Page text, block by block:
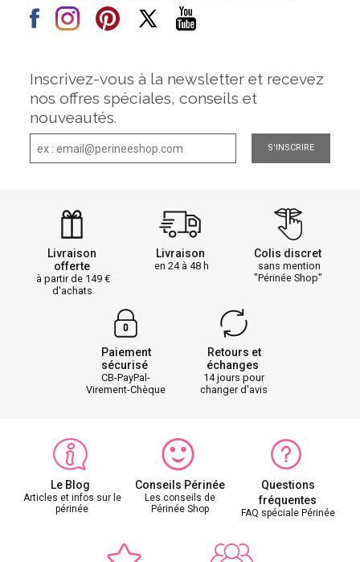
Inscrivez-vous à la newsletter et recevez
nos offres spéciales, conseils et
nouveautés.
S'INSCRIRE
Livraison
offerte
à partir de 149
d'achats
Livraison
en 24 à 48 h
Colis discret
sans mention
"Périnée Shop"
Paiement
sécurisé
CB-PayPal-
Virement-Chèque
Retours et
échanges
14 jours pour
changer d'avis
Le Blog
Articles et infos sur le
périnée
Conseils Périnée
Les conseils de
Périnée Shop
Questions
fréquentes
FAQ spéciale Périnée